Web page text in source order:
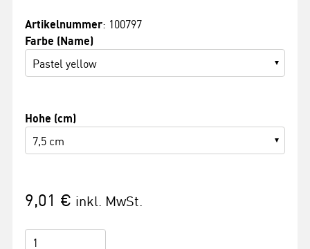
Artikelnummer: 100797
Farbe (Name)
Pastel yellow
Hohe (cm)
7,5 cm
9,01 € inkl. MwSt.